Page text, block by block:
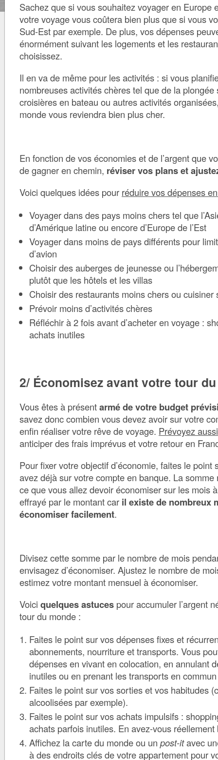
Sachez que si vous souhaitez voyager en Europe
votre voyage vous coûtera bien plus que si vous
Sud-Est par exemple. De plus, vos dépenses
énormément suivant les logements et les
choisissez.
Il en va de même pour les activités : si vous
nombreuses activités chères tel que de la
croisières en bateau ou autres activités
monde vous reviendra bien plus cher.
En fonction de vos économies et de l’argent que
de gagner en chemin, réviser vos plans et
Voici quelques idées pour réduire vos dépenses
Voyager dans des pays moins chers tel que
d’Amérique latine ou encore d’Europe de l’Est
Voyager dans moins de pays différents pour
d’avion
Choisir des auberges de jeunesse ou
plutôt que les hôtels et les villas
Choisir des restaurants moins chers ou cuisiner
Prévoir moins d’activités chères
Réfléchir à 2 fois avant d’acheter en voyage :
achats inutiles
2/ Économisez avant votre tour
Vous êtes à présentarmé de votre budget
savez donc combien vous devez avoir sur votre
enfin réaliser votre rêve de voyage. Prévoyez
anticiper des frais imprévus et votre retour en
Pour fixer votre objectif d’économie, faites le point
avez déjà sur votre compte en banque. La
ce que vous allez devoir économiser sur les mois
effrayé par le montant car il existe de nombreux
économiser facilement.
Divisez cette somme par le nombre de mois
envisagez d’économiser. Ajustez le nombre de
estimez votre montant mensuel à économiser.
Voici quelques astuces pour accumuler l’argent
tour du monde :
Faites le point sur vos dépenses fixes et
abonnements, nourriture et transports. Vous
dépenses en vivant en colocation, en annulant
inutiles ou en prenant les transports en
Faites le point sur vos sorties et vos habitudes
alcoolisées par exemple).
Faites le point sur vos achats impulsifs :
achats parfois inutiles. En avez-vous réellement
Affichez la carte du monde ou un post-itavec
à des endroits clés de votre appartement pour